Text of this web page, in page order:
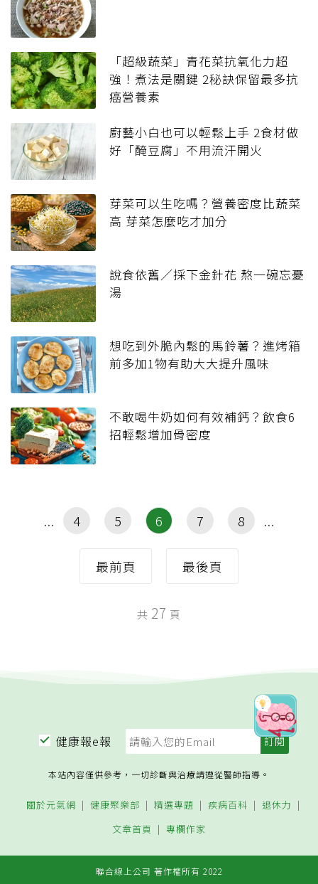
「超級蔬菜」青花菜抗氧化力超
強！煮法是關鍵 2秘訣保留最多抗
癌營養素
廚藝小白也可以輕鬆上手 2食材做
好「醃豆腐」不用流汗開火
芽菜可以生吃嗎？營養密度比蔬菜
高 芽菜怎麼吃才加分
說食依舊／採下金針花 熬一碗忘憂
湯
想吃到外脆內鬆的馬鈴薯？進烤箱
前多加1物有助大大提升風味
不敢喝牛奶如何有效補鈣？飲食6
招輕鬆增加骨密度
最前頁
4 5 6 7 8
最後頁
共 27 頁
健康報e報
本站內容僅供參考，一切診斷與治療請遵從醫師指導。
關於元氣網 健康聚樂部 精選專題 疾病百科
退休力
文章首頁
專欄作家
聯合線上公司 著作權所有 2022